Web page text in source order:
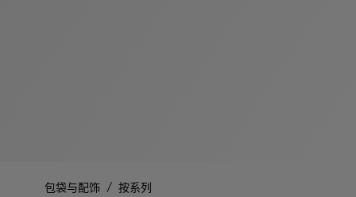
包袋与配饰 / 按系列